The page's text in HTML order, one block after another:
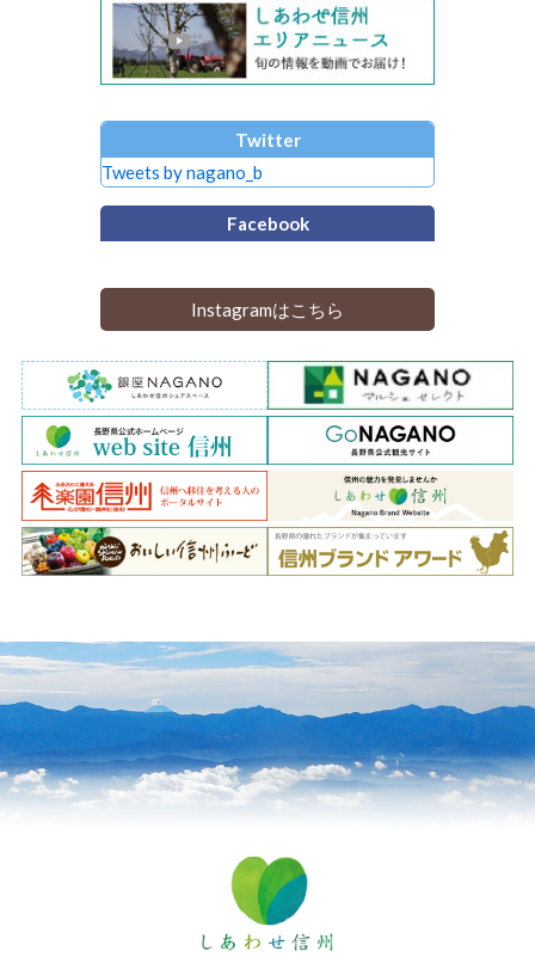
Twitter
Tweets by nagano_b
Facebook
Instagramはこちら